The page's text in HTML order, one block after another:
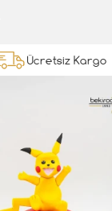
Ücretsiz Kargo